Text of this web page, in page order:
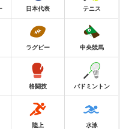
日本代表 テニス
ラグビー 中央競馬
格闘技 バドミントン
陸上 水泳